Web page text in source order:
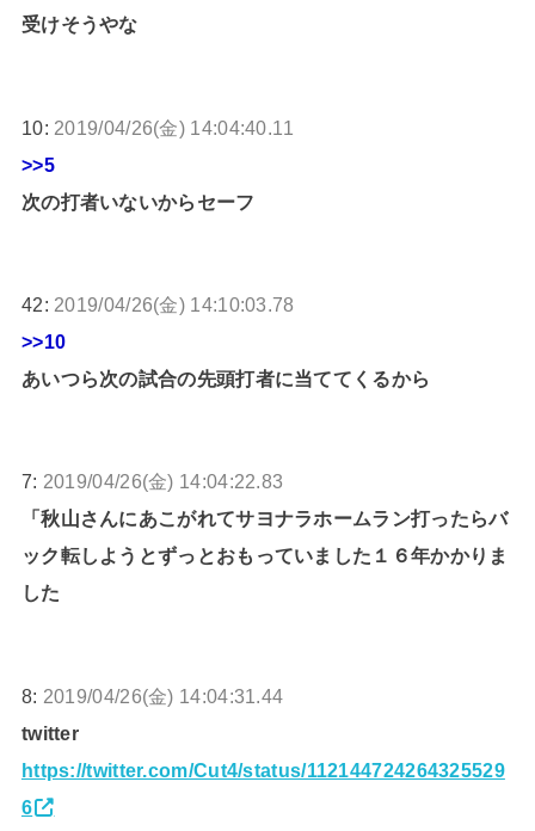
受けそうやな
10: 2019/04/26(金) 14:04:40.11
>>5
次の打者いないからセーフ
42: 2019/04/26(金) 14:10:03.78
>>10
あいつら次の試合の先頭打者に当ててくるから
7: 2019/04/26(金) 14:04:22.83
「秋山さんにあこがれてサヨナラホームラン打ったらバ
ック転しようとずっとおもっていました１６年かかりま
した
8: 2019/04/26(金) 14:04:31.44
twitter
https://twitter.com/Cut4/status/112144724264325529
6